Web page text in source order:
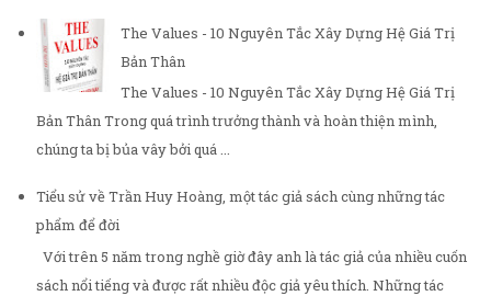
The Values - 10 Nguyên Tắc Xây Dựng Hệ Giá Trị
Bản Thân
The Values - 10 Nguyên Tắc Xây Dựng Hệ Giá Trị
Bản Thân Trong quá trình trưởng thành và hoàn thiện mình,
chúng ta bị bủa vây bởi quá ...
Tiểu sử về Trần Huy Hoàng, một tác giả sách cùng những tác
phẩm để đời
Với trên 5 năm trong nghề giờ đây anh là tác giả của nhiều cuốn
sách nổi tiếng và được rất nhiều độc giả yêu thích. Những tác